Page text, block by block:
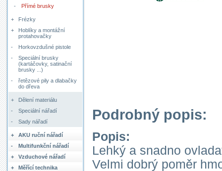
Podrobný popis:
Popis:
Lehký a snadno
Velmi dobrý poměr
-
Přímé brusky
+
Frézky
+
Hoblíky a montážní
protahovačky
-
Horkovzdušné pistole
-
Speciální brusky
(kartáčovky, satinační
brusky ...)
-
řetězové pily a dlabačky
do dřeva
+
Dělení materiálu
-
Speciální nářadí
-
Sady nářadí
+
AKU ruční nářadí
-
Multifunkční nářadí
+
Vzduchové nářadí
+
Měřící technika